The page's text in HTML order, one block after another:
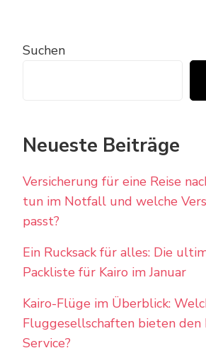
Suchen
Neueste Beiträge
Versicherung für eine Reise
tun im Notfall und welche
passt?
Ein Rucksack für alles: Die
Packliste für Kairo im Januar
Kairo-Flüge im Überblick:
Fluggesellschaften bieten den
Service?